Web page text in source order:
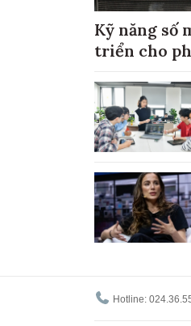
Kỹ năng số
triển cho
Hotline: